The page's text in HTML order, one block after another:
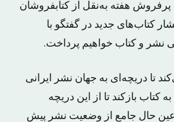
هفته به‌نقل از کتابفروشان
کتاب‌های جدید در گفتگو با
نشر و کتاب خواهیم پرداخت.
تا دریچه‌ای به جهان نشر ایرانی
کتاب بازکند تا از این دریچه
حال جامع از وضعیت نشر پیش